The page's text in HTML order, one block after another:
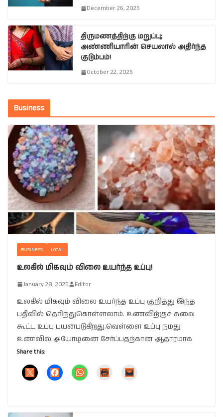
December 26, 2025
திருமணத்திற்கு மறுப்பு;
அண்ணியாரின் செயலால் அதிர்ந்த
குடும்பம்!
October 22, 2025
Business
BUSINESS LOCAL
உலகில் மிகவும் விலை உயர்ந்த உப்பு!
January 28, 2025 Editor
உலகில் மிகவும் விலை உயர்ந்த உப்பு குறித்து இந்த
பதிவில் தெரிந்துகொள்ளலாம். உணவிற்குச் சுவை
கூட்ட உப்பு பயன்படுகிறது.வெள்ளை உப்பு நமது
உணவில் அயோடினை சேர்ப்பதற்கான ஆதாரமாக
Share this: